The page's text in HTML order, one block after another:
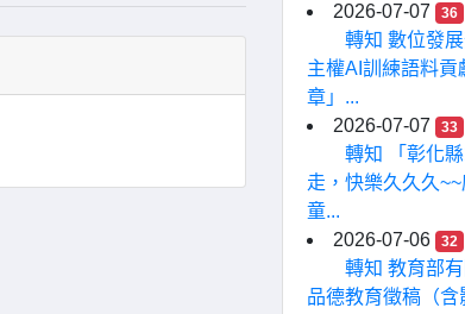
2026-07-07
36
轉知 數位發
主權AI訓練語料貢
章」...
2026-07-07
33
轉知 「彰化
走，快樂久久久
童...
2026-07-06
32
轉知 教育部
品德教育徵稿（含